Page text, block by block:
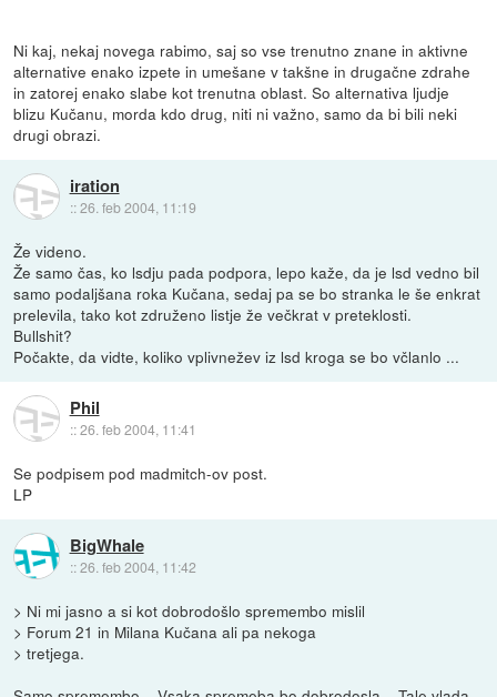
Ni kaj, nekaj novega rabimo, saj so vse trenutno znane in aktivne
alternative enako izpete in umešane v takšne in drugačne zdrahe
in zatorej enako slabe kot trenutna oblast. So alternativa ljudje
blizu Kučanu, morda kdo drug, niti ni važno, samo da bi bili neki
drugi obrazi.
iration
::26. feb 2004, 11:19
Že videno.
Že samo čas, ko lsdju pada podpora, lepo kaže, da je lsd vedno bil
samo podaljšana roka Kučana, sedaj pa se bo stranka le še enkrat
prelevila, tako kot združeno listje že večkrat v preteklosti.
Bullshit?
Počakte, da vidte, koliko vplivnežev iz lsd kroga se bo včlanlo ...
Phil
::26. feb 2004, 11:41
Se podpisem pod madmitch-ov post.
LP
BigWhale
::26. feb 2004, 11:42
> Ni mi jasno a si kot dobrodošlo spremembo mislil
> Forum 21 in Milana Kučana ali pa nekoga
> tretjega.